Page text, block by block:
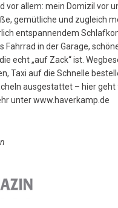
vor allem: mein Domizil vor
gemütliche und zugleich
entspannendem
Fahrrad in der Garage,
echt „auf Zack“ ist.
Taxi auf die Schnelle
ausgestattet – hier geht
unter www.haverkamp.de